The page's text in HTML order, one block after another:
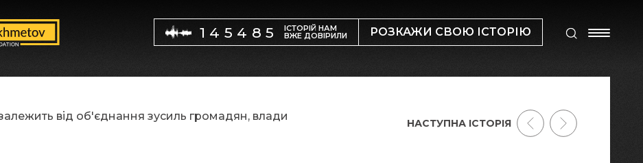
145485 ІСТОРІЙ НАМ
ВЖЕ ДОВІРИЛИ РОЗКАЖИ СВОЮ ІСТОРІЮ
від об'єднання зусиль громадян, влади
НАСТУПНА ІСТОРІЯ